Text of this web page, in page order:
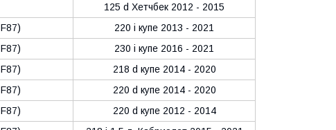
125 d Хетчбек 2012 - 2015
220 i купе 2013 - 2021
230 i купе 2016 - 2021
218 d купе 2014 - 2020
220 d купе 2014 - 2020
220 d купе 2012 - 2014